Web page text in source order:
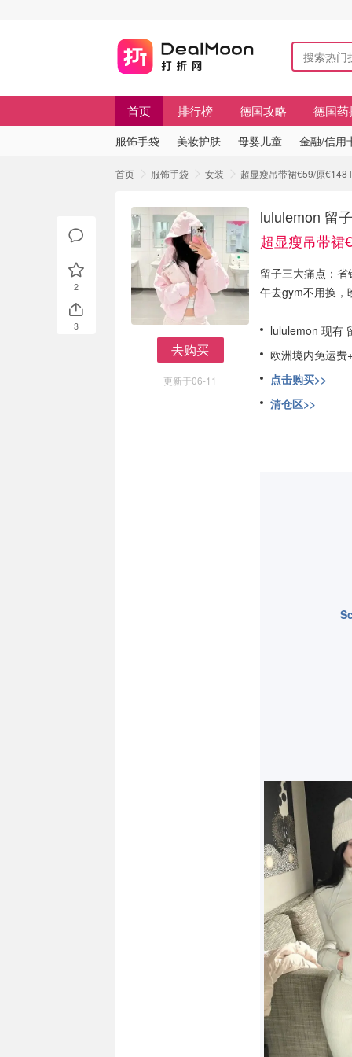
首页 排行榜 德国攻略 德国药
服饰手袋 美妆护肤 母婴儿童 金融/信用
首页 服饰手袋 女装 超显瘦吊带裙€59/原
去购买
更新于06-11
lululemon 留
超显瘦吊带裙
留子三大痛点：
午去gym不用换，
lululemon 现有
欧洲境内免运费
点击购买>>
清仓区>>
2
3